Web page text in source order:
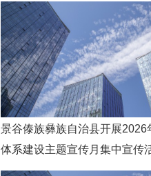
景谷傣族彝族自治县开展2026
体系建设主题宣传月集中宣传